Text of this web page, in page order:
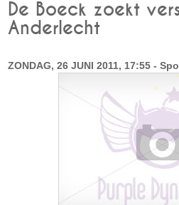
De Boeck zoekt
Anderlecht
ZONDAG, 26 JUNI 2011, 17:55 -